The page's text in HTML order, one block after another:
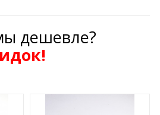
дешевле?